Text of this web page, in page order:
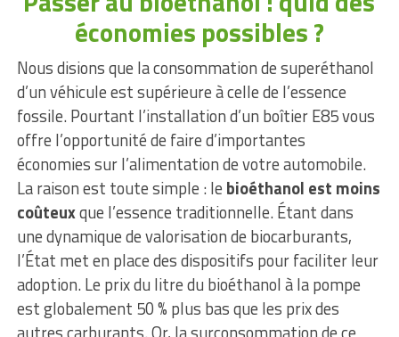
économies possibles ?
Nous disions que la consommation de superéthanol
d’un véhicule est supérieure à celle de l’essence
fossile. Pourtant l’installation d’un boîtier E85 vous
offre l’opportunité de faire d’importantes
économies sur l’alimentation de votre automobile.
La raison est toute simple : le bioéthanol est moins
coûteuxque l’essence traditionnelle. Étant dans
une dynamique de valorisation de biocarburants,
l’État met en place des dispositifs pour faciliter leur
adoption. Le prix du litre du bioéthanol à la pompe
est globalement 50 % plus bas que les prix des